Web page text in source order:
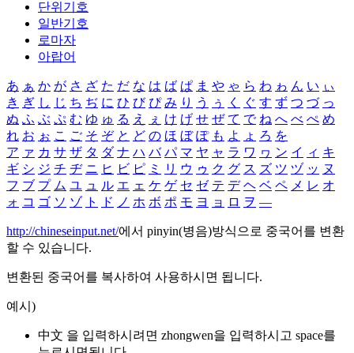
단위기호
일반기호
로마자
아랍어
あ ぁ か が さ ざ た だ な は ば ぱ ま や ゃ ら わ ゎ ん い ぃ
き ぎ し じ ち ぢ に ひ び ぴ み り う ぅ く ぐ す ず つ づ っ
ぬ ふ ぶ ぷ む ゆ ゅ る え ぇ け げ せ ぜ て で ね へ べ ぺ め
れ お ぉ こ ご そ ぞ と ど の ほ ぼ ぽ も よ ょ ろ を
ア ァ カ サ ザ タ ダ ナ ハ バ パ マ ヤ ャ ラ ワ ヮ ン イ ィ キ
ギ シ ジ チ ヂ ニ ヒ ビ ピ ミ リ ウ ゥ ク グ ス ズ ツ ヅ ッ ヌ
フ ブ プ ム ユ ュ ル エ ェ ケ ゲ セ ゼ テ デ ヘ ベ ペ メ レ オ
ォ コ ゴ ソ ゾ ト ド ノ ホ ボ ポ モ ヨ ョ ロ ヲ ―
http://chineseinput.net/에서 pinyin(병음)방식으로 중국어를 변환
할 수 있습니다.
변환된 중국어를 복사하여 사용하시면 됩니다.
예시)
中文 을 입력하시려면 zhongwen을 입력하시고 space를